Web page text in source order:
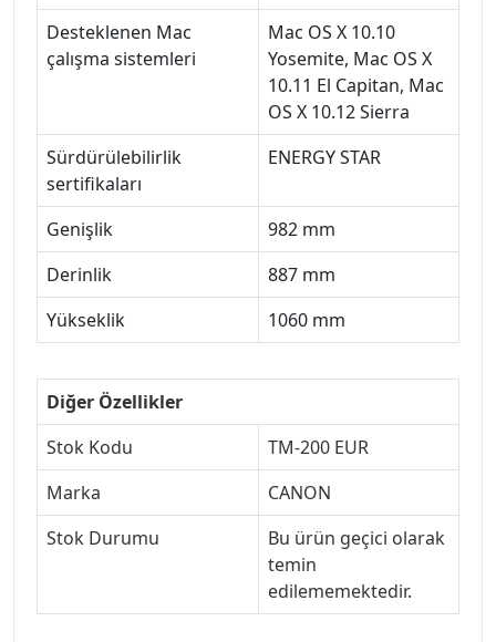
Desteklenen Mac
çalışma sistemleri
Mac OS X 10.10
Yosemite, Mac OS X
10.11 El Capitan, Mac
OS X 10.12 Sierra
Sürdürülebilirlik
sertifikaları
ENERGY STAR
Genişlik
982 mm
Derinlik
887 mm
Yükseklik
1060 mm
Diğer Özellikler
Stok Kodu
TM-200 EUR
Marka
CANON
Stok Durumu
Bu ürün geçici olarak
temin
edilememektedir.